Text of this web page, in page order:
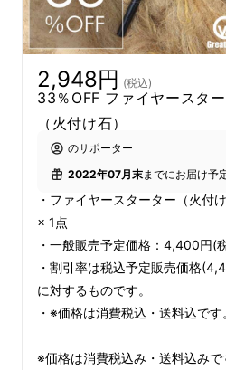
あなたのキャンプの相棒に
かがですか？
実際に使ったらこんな感じ
2,948円 (税込)
33％OFF ファイヤースタ
（火付け石）
のサポーター
2022年07月末までにお届け予
・ファイヤースターター（火付け
× 1点
・一般販売予定価格：4,400円(
・割引率は税込予定販売価格
に対するものです。
・※価格は消費税込・送料込です
※価格は消費税込み・送料込みで